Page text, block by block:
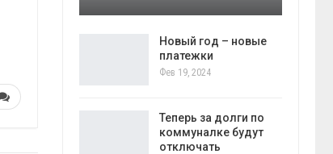
Новый год – новые
платежки
Фев 19, 2024
Теперь за долги по
коммуналке будут
отключать